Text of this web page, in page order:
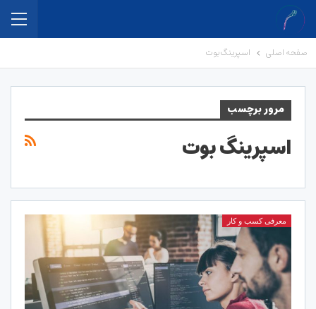
صفحه اصلی اسپرینگ بوت
مرور برچسب
اسپرینگ بوت
معرفی کسب و کار